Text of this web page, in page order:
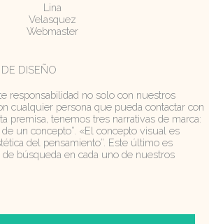
Lina
Velasquez
Webmaster
DISEÑO
responsabilidad no solo con nuestros
cualquier persona que pueda contactar con
premisa, tenemos tres narrativas de marca:
un concepto”. «El concepto visual es
del pensamiento”. Este último es
búsqueda en cada uno de nuestros